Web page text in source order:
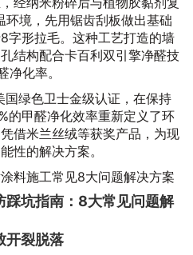
境，先用锯齿刮板做出基础
字形拉毛。这种工艺打造的墙
结构配合卡百利双引擎净醛技
净化率。
绿色卫士金级认证，在保持
的甲醛净化效率重新定义了环
借米兰丝绒等获奖产品，为现
性的解决方案。
踩坑指南：8大常见问题解
开裂脱落